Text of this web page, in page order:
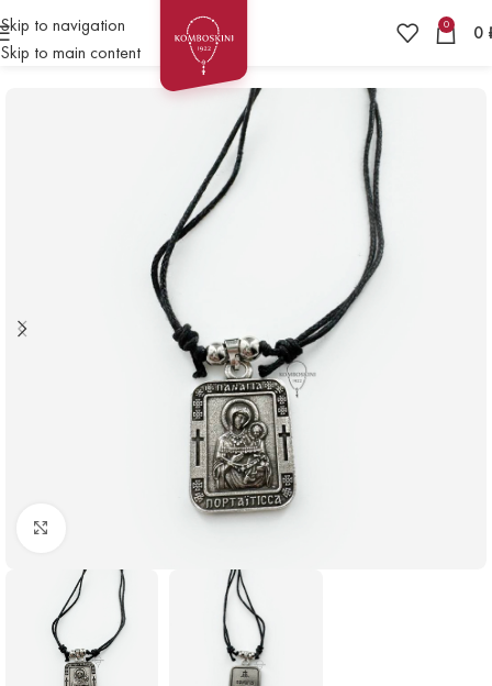
Skip to navigation
Skip to main content
0 0
Нажмите чтобы увеличить